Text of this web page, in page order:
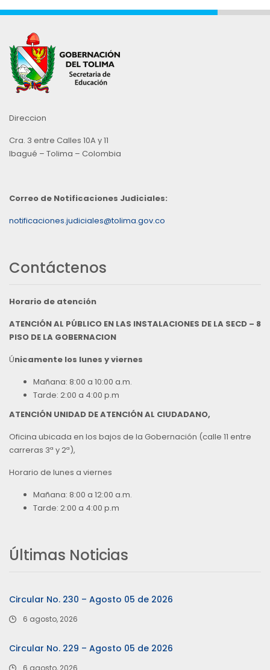
Direccion
Cra. 3 entre Calles 10A y 11
Ibagué – Tolima – Colombia
Correo de Notificaciones Judiciales:
notificaciones.judiciales@tolima.gov.co
Contáctenos
Horario de atención
ATENCIÓN AL PÚBLICO EN LAS INSTALACIONES DE LA SECD – 8
PISO DE LA GOBERNACION
Únicamente los lunes y viernes
Mañana: 8:00 a 10:00 a.m.
Tarde: 2:00 a 4:00 p.m
ATENCIÓN UNIDAD DE ATENCIÓN AL CIUDADANO,
Oficina ubicada en los bajos de la Gobernación (calle 11 entre
carreras 3ª y 2ª),
Horario de lunes a viernes
Mañana: 8:00 a 12:00 a.m.
Tarde: 2:00 a 4:00 p.m
Últimas Noticias
Circular No. 230 – Agosto 05 de 2026
6 agosto, 2026
Circular No. 229 – Agosto 05 de 2026
6 agosto, 2026